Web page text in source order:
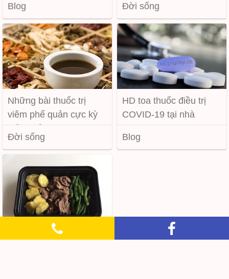
Blog Đời sống
Những bài thuốc trị
viêm phế quản cực kỳ
hiệu quả
Đời sống
HD toa thuốc điều trị
COVID-19 tại nhà
Blog
Thực đơn ăn kiêng